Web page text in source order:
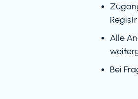
Alle
Bei